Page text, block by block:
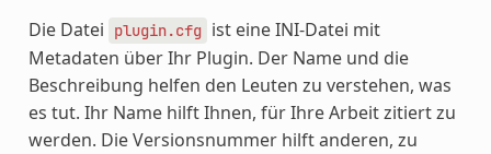
Die Datei plugin.cfg ist eine INI-Datei mit
Metadaten über Ihr Plugin. Der Name und die
Beschreibung helfen den Leuten zu verstehen, was
es tut. Ihr Name hilft Ihnen, für Ihre Arbeit zitiert zu
werden. Die Versionsnummer hilft anderen, zu